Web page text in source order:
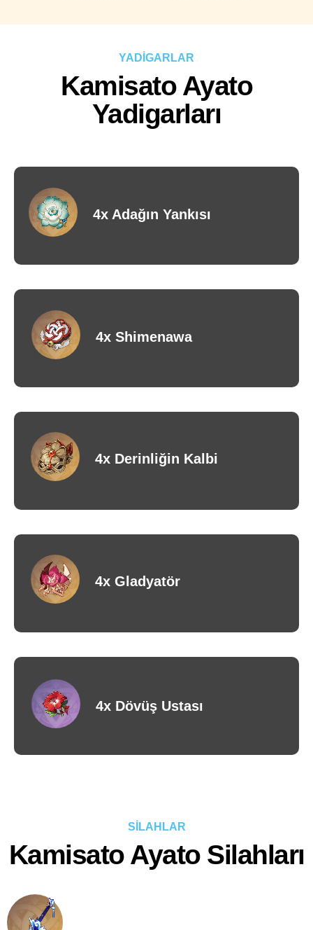
YADİGARLAR
Kamisato Ayato
Yadigarları
4x Adağın Yankısı
4x Shimenawa
4x Derinliğin Kalbi
4x Gladyatör
4x Dövüş Ustası
SİLAHLAR
Kamisato Ayato Silahları